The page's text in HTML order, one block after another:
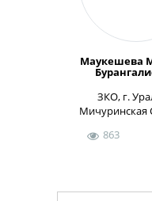
Маукешева
ЗКО, г.
Мичуринская
863